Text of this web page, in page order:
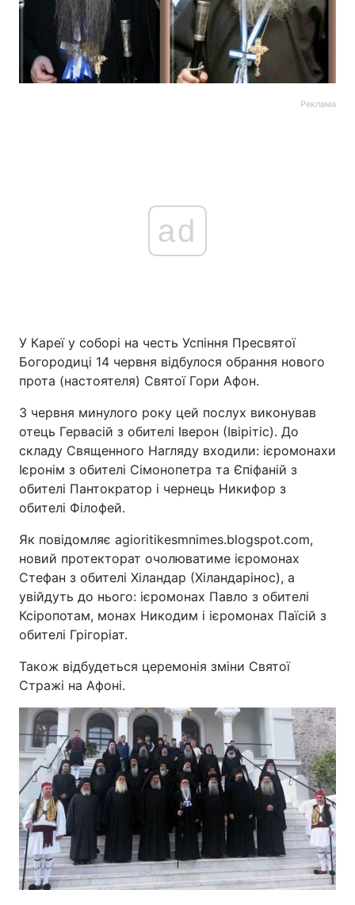
Реклама
ad
У Кареї у соборі на честь Успіння Пресвятої
Богородиці 14 червня відбулося обрання нового
прота (настоятеля) Святої Гори Афон.
З червня минулого року цей послух виконував
отець Гервасій з обителі Іверон (Івірітіс). До
складу Священного Нагляду входили: ієромонахи
Ієронім з обителі Сімонопетра та Єпіфаній з
обителі Пантократор і чернець Никифор з
обителі Філофей.
Як повідомляє agioritikesmnimes.blogspot.com,
новий протекторат очолюватиме ієромонах
Стефан з обителі Хіландар (Хіландарінос), а
увійдуть до нього: ієромонах Павло з обителі
Ксіропотам, монах Никодим і ієромонах Паїсій з
обителі Грігоріат.
Також відбудеться церемонія зміни Святої
Стражі на Афоні.